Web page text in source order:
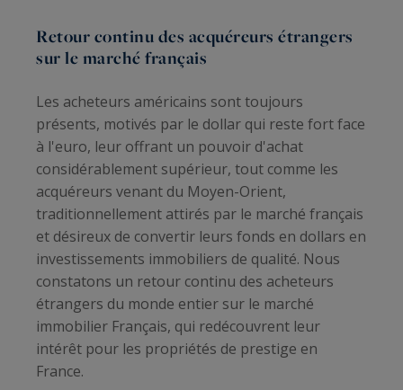
Retour continu des acquéreurs étrangers
sur le marché français
Les acheteurs américains sont toujours
présents, motivés par le dollar qui reste fort face
à l'euro, leur offrant un pouvoir d'achat
considérablement supérieur, tout comme les
acquéreurs venant du Moyen-Orient,
traditionnellement attirés par le marché français
et désireux de convertir leurs fonds en dollars en
investissements immobiliers de qualité. Nous
constatons un retour continu des acheteurs
étrangers du monde entier sur le marché
immobilier Français, qui redécouvrent leur
intérêt pour les propriétés de prestige en
France.